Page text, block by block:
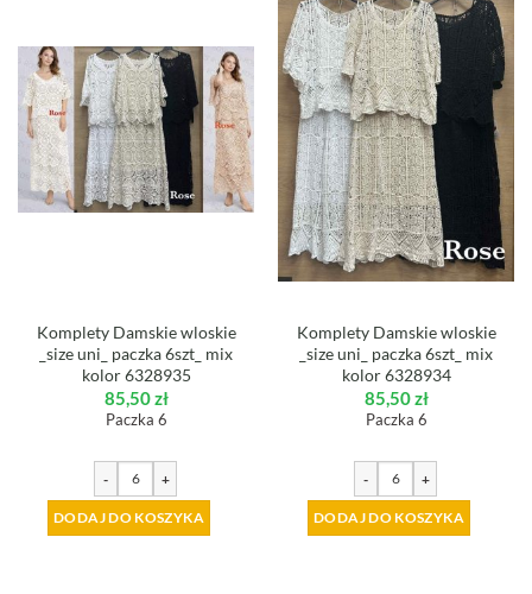
Komplety Damskie wloskie
_size uni_ paczka 6szt_ mix
kolor 6328935
85,50zł
Paczka 6
- +
DODAJ DO KOSZYKA
Komplety Damskie wloskie
_size uni_ paczka 6szt_ mix
kolor 6328934
85,50zł
Paczka 6
- +
DODAJ DO KOSZYKA